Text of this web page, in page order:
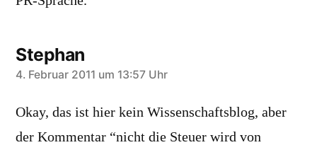
Stephan
sagt:
4. Februar 2011 um 13:57 Uhr
Okay, das ist hier kein Wissenschaftsblog, aber
der Kommentar “nicht die Steuer wird von